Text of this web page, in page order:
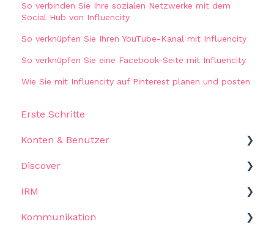
So verbinden Sie Ihre sozialen Netzwerke mit dem
Social Hub von Influencity
So verknüpfen Sie Ihren YouTube-Kanal mit Influencity
So verknüpfen Sie eine Facebook-Seite mit Influencity
Wie Sie mit Influencity auf Pinterest planen und posten
Erste Schritte
Konten & Benutzer
Einstellungen
Discover
Starten
Filter
IRM
Starten
Kommunikation